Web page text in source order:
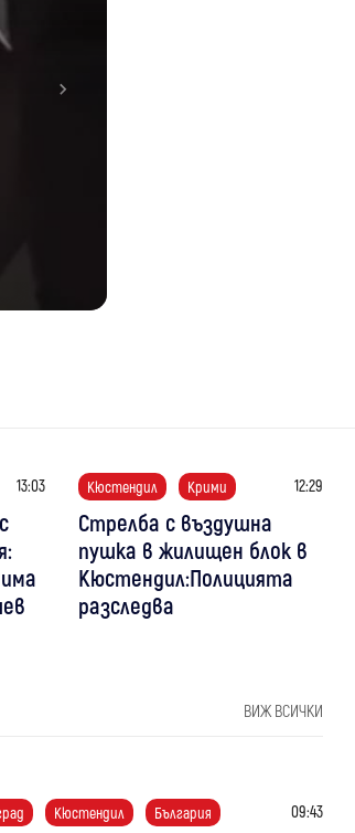
Next
13:03 Кюстендил Крими 12:29
Стрелба с въздушна
пушка в жилищен блок в
Кюстендил:Полицията
разследва
ВИЖ ВСИЧКИ
Кюстендил България 09:43